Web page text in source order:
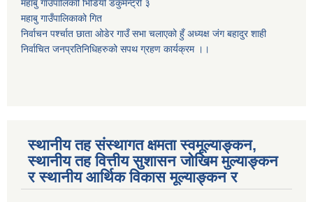
महाबु गाउँपालिकाो भिडियो डकुमेन्ट्री ३
महाबु गाउँपालिकाको गित
निर्वाचन पर्श्चात छाता ओडेर गाउँ सभा चलाएको हुँ अध्यक्ष जंग बहादुर शाही
निर्वाचित जनप्रतिनिधिहरुको सपथ ग्रहण कार्यक्रम ।।
स्थानीय तह संस्थागत क्षमता स्वमूल्याङ्कन,
स्थानीय तह वित्तीय सुशासन जोखिम मुल्याङ्कन
र स्थानीय आर्थिक विकास मूल्याङ्कन र